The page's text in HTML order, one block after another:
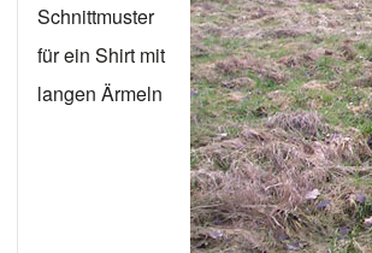
Schnittmuster
für ein Shirt mit
langen Ärmeln